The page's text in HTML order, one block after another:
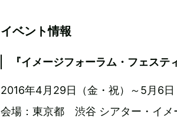
イベント情報
『イメージフォーラム・フェステ
2016年4月29日（金・祝）～5月6日
会場：東京都 渋谷 シアター・イメ